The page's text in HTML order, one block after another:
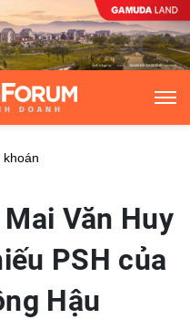
Văn Huy
PSH của
Hậu